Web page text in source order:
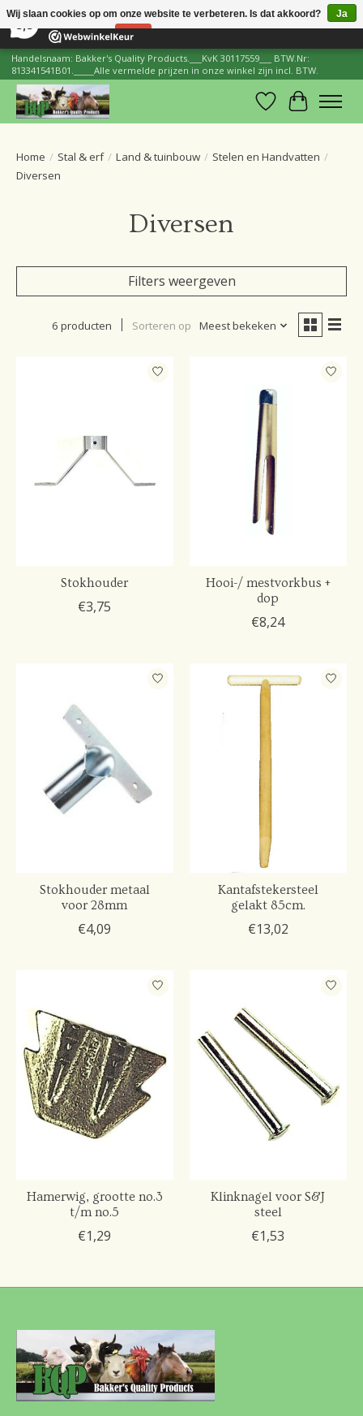
206 Reviews ×
Handelsnaam: Bakker's Quality Products.___KvK 30117559___ BTW.Nr:
813341541B01._____Alle vermelde prijzen in onze winkel zijn incl. BTW.
Verlanglijst
Home / Stal & erf / Land & tuinbouw / Stelen en Handvatten /
Diversen
Diversen
Filters weergeven
6 producten Sorteren op Meest bekeken
Stokhouder
€3,75
Hooi-/ mestvorkbus +
dop
€8,24
Stokhouder metaal
voor 28mm
€4,09
Kantafstekersteel
gelakt 85cm.
€13,02
Hamerwig, grootte no.3
t/m no.5
€1,29
Klinknagel voor S&J
steel
€1,53
Wij slaan cookies op om onze website te verbeteren. Is dat akkoord?
Ja
Nee